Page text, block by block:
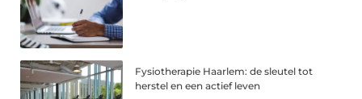
Fysiotherapie Haarlem: de sleutel tot
herstel en een actief leven